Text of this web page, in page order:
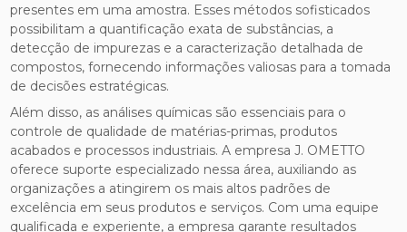
presentes em uma amostra. Esses métodos sofisticados
possibilitam a quantificação exata de substâncias, a
detecção de impurezas e a caracterização detalhada de
compostos, fornecendo informações valiosas para a tomada
de decisões estratégicas.
Além disso, as análises químicas são essenciais para o
controle de qualidade de matérias-primas, produtos
acabados e processos industriais. A empresa J. OMETTO
oferece suporte especializado nessa área, auxiliando as
organizações a atingirem os mais altos padrões de
excelência em seus produtos e serviços. Com uma equipe
qualificada e experiente, a empresa garante resultados